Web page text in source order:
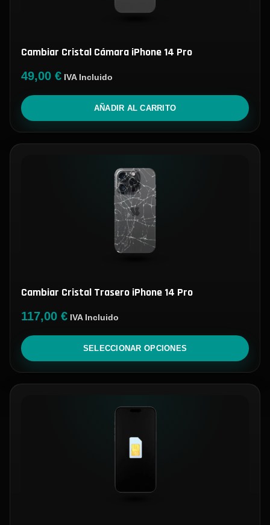
Cambiar Cristal Cámara iPhone 14 Pro
49,00 € IVA Incluido
AÑADIR AL CARRITO
Cambiar Cristal Trasero iPhone 14 Pro
117,00 € IVA Incluido
SELECCIONAR OPCIONES